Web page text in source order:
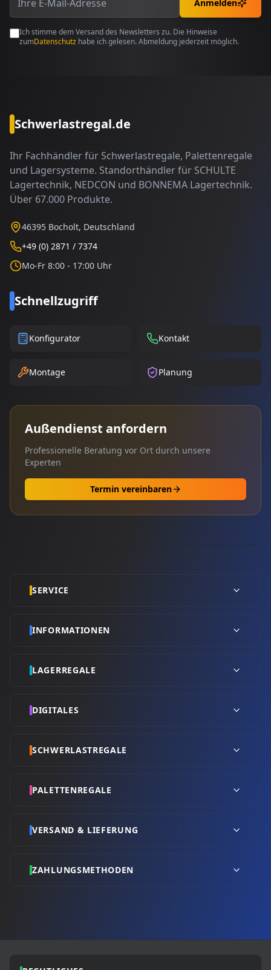
Anmelden
Ich stimme dem Versand des Newsletters zu. Die Hinweise
zumDatenschutz habe ich gelesen. Abmeldung jederzeit möglich.
Schwerlastregal.de
Ihr Fachhändler für Schwerlastregale, Palettenregale
und Lagersysteme. Standorthändler für SCHULTE
Lagertechnik, NEDCON und BONNEMA Lagertechnik.
Über 67.000 Produkte.
46395 Bocholt, Deutschland
+49 (0) 2871 / 7374
Mo-Fr 8:00 - 17:00 Uhr
Schnellzugriff
Konfigurator Kontakt
Montage Planung
Außendienst anfordern
Professionelle Beratung vor Ort durch unsere
Experten
Termin vereinbaren
SERVICE
INFORMATIONEN
LAGERREGALE
DIGITALES
SCHWERLASTREGALE
PALETTENREGALE
VERSAND & LIEFERUNG
ZAHLUNGSMETHODEN